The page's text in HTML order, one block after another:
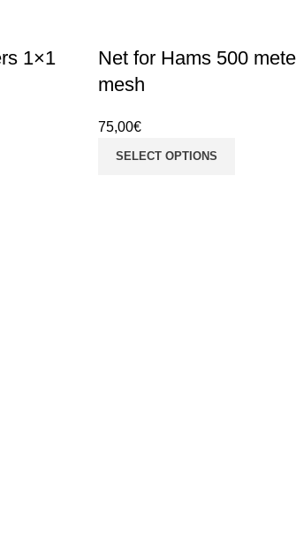
1×1
Net for Hams 500
mesh
75,00€
SELECT OPTIONS